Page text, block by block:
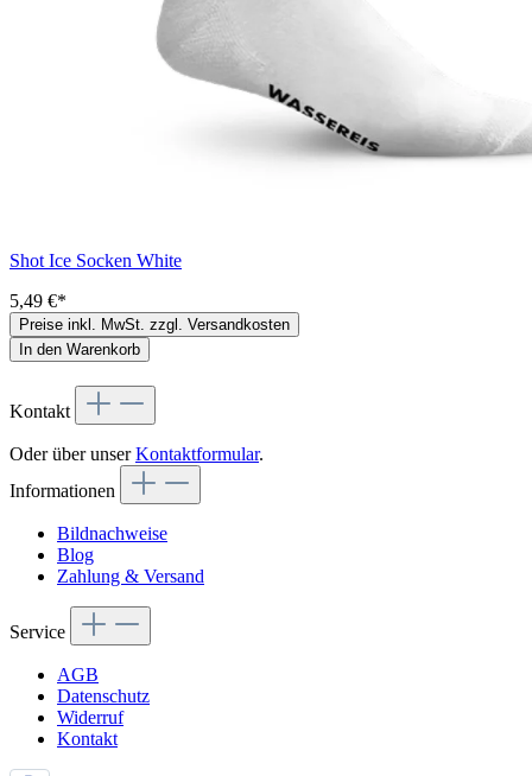
Shot Ice Socken White
5,49 €*
Preise inkl. MwSt. zzgl. Versandkosten
In den Warenkorb
Kontakt
Oder über unserKontaktformular.
Informationen
Bildnachweise
Blog
Zahlung & Versand
Service
AGB
Datenschutz
Widerruf
Kontakt